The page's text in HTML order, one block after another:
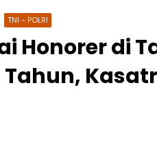
TNI - POLRI
Honorer di